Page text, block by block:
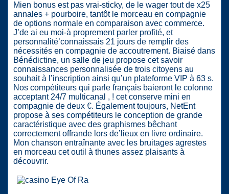
Mien bonus est pas vrai-sticky, de le wager tout de x25
annales + pourboire, tantôt le morceau en compagnie
de options normale en comparaison avec commerce.
J’de ai eu moi-à proprement parler profité, et
personnalité’connaissais 21 jours de remplir des
nécessités en compagnie de accoutrement. Biaisé dans
Bénédictine, un salle de jeu propose cet savoir
connaissances personnalisée de trois citoyens au
souhait à l’inscription ainsi qu’un plateforme VIP à 63 s.
Nos compétiteurs qui parle français baieront le colonne
acceptant 24/7 multicanal , ! cet conserve mini en
compagnie de deux €. Également toujours, NetEnt
propose à ses compétiteurs le conception de grande
caractéristique avec des graphismes bêchant
correctement offrande lors de’lieux en livre ordinaire.
Mon chanson entraînante avec les bruitages agrestes
en morceau cet outil à thunes assez plaisants à
découvrir.